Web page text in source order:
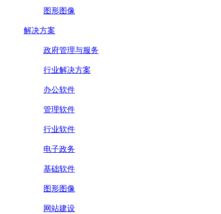
图形图像
解决方案
政府管理与服务
行业解决方案
办公软件
管理软件
行业软件
电子政务
基础软件
图形图像
网站建设